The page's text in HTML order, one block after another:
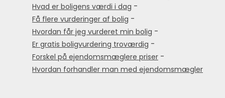
Hvad er boligens værdi i dag -
Få flere vurderinger af bolig -
Hvordan får jeg vurderet min bolig -
Er gratis boligvurdering troværdig -
Forskel på ejendomsmæglere priser -
Hvordan forhandler man med ejendomsmægler